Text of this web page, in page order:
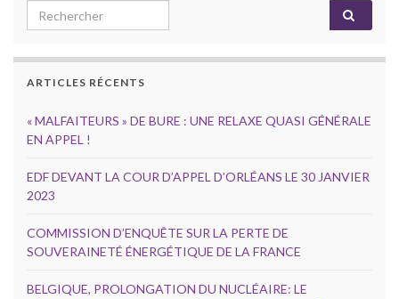
Search for:
ARTICLES RÉCENTS
« MALFAITEURS » DE BURE : UNE RELAXE QUASI GÉNÉRALE
EN APPEL !
EDF DEVANT LA COUR D’APPEL D’ORLÉANS LE 30 JANVIER
2023
COMMISSION D’ENQUÊTE SUR LA PERTE DE
SOUVERAINETÉ ÉNERGÉTIQUE DE LA FRANCE
BELGIQUE, PROLONGATION DU NUCLÉAIRE: LE